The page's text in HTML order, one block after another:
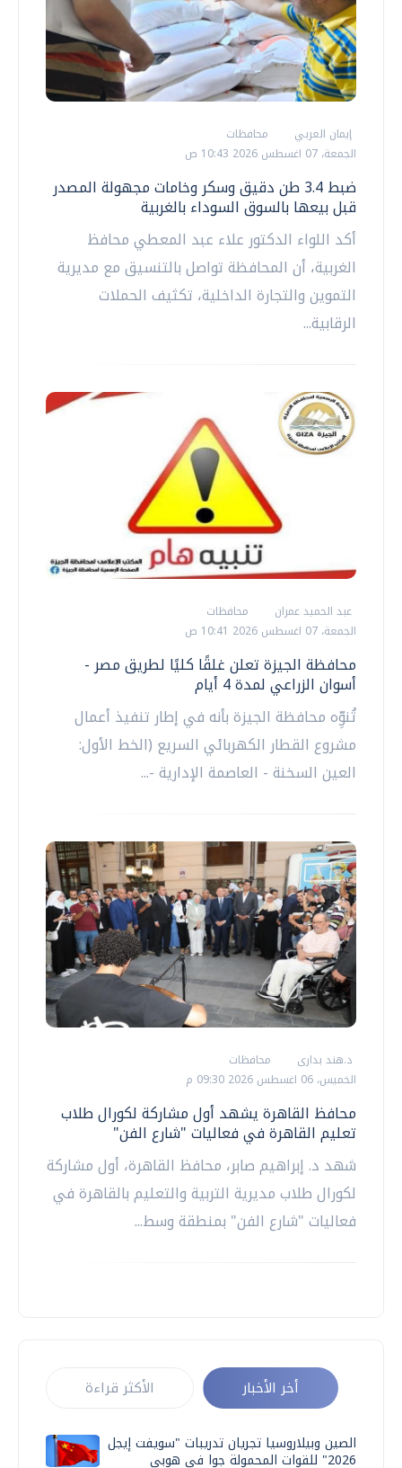
إيمان العربي
محافظات
الجمعة، 07 اغسطس 2026 10:43 ص
ضبط 3.4 طن دقيق وسكر وخامات مجهولة المصدر
قبل بيعها بالسوق السوداء بالغربية
أكد اللواء الدكتور علاء عبد المعطي محافظ
الغربية، أن المحافظة تواصل بالتنسيق مع مديرية
التموين والتجارة الداخلية، تكثيف الحملات
الرقابية...
عبد الحميد عمران
محافظات
الجمعة، 07 اغسطس 2026 10:41 ص
محافظة الجيزة تعلن غلقًا كليًا لطريق مصر -
أسوان الزراعي لمدة 4 أيام
تُنوِّه محافظة الجيزة بأنه في إطار تنفيذ أعمال
مشروع القطار الكهربائي السريع (الخط الأول:
العين السخنة - العاصمة الإدارية -...
د.هند بدارى
محافظات
الخميس، 06 اغسطس 2026 09:30 م
محافظ القاهرة يشهد أول مشاركة لكورال طلاب
تعليم القاهرة في فعاليات "شارع الفن"
شهد د. إبراهيم صابر، محافظ القاهرة، أول مشاركة
لكورال طلاب مديرية التربية والتعليم بالقاهرة في
فعاليات "شارع الفن" بمنطقة وسط...
أخر الأخبار الأكثر قراءة
الصين وبيلاروسيا تجريان تدريبات "سويفت إيجل
2026" للقوات المحمولة جوا في هوبي